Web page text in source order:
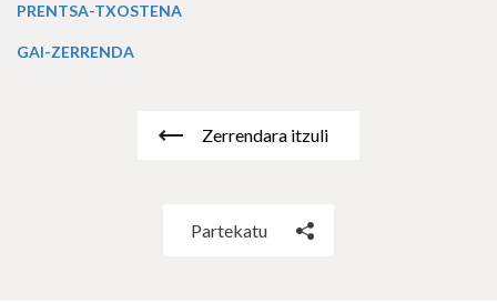
PRENTSA-TXOSTENA
GAI-ZERRENDA
Zerrendara itzuli
Partekatu